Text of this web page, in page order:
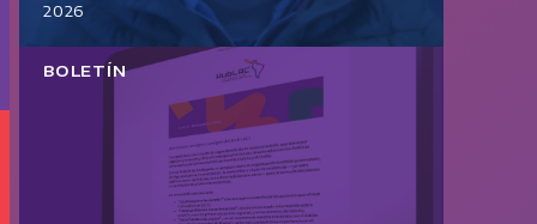
2026
BOLETÍN